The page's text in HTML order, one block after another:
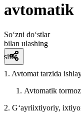
avtomatik
So‘zni do‘stlar
bilan ulashing
sifat
1. Avtomat tarzida
Avtomatik
2. Gʻayriixtiyoriy,